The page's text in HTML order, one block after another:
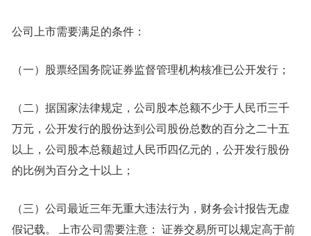
公司上市需要满足的条件：
（一）股票经国务院证券监督管理机构核准已公开发行；
（二）据国家法律规定，公司股本总额不少于人民币三千
万元，公开发行的股份达到公司股份总数的百分之二十五
以上，公司股本总额超过人民币四亿元的，公开发行股份
的比例为百分之十以上；
（三）公司最近三年无重大违法行为，财务会计报告无虚
假记载。 上市公司需要注意： 证券交易所可以规定高于前